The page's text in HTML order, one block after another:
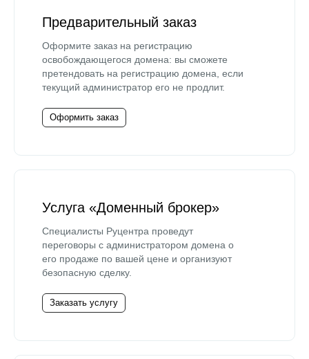
Предварительный заказ
Оформите заказ на регистрацию
освобождающегося домена: вы сможете
претендовать на регистрацию домена, если
текущий администратор его не продлит.
Оформить заказ
Услуга «Доменный брокер»
Специалисты Руцентра проведут
переговоры с администратором домена о
его продаже по вашей цене и организуют
безопасную сделку.
Заказать услугу